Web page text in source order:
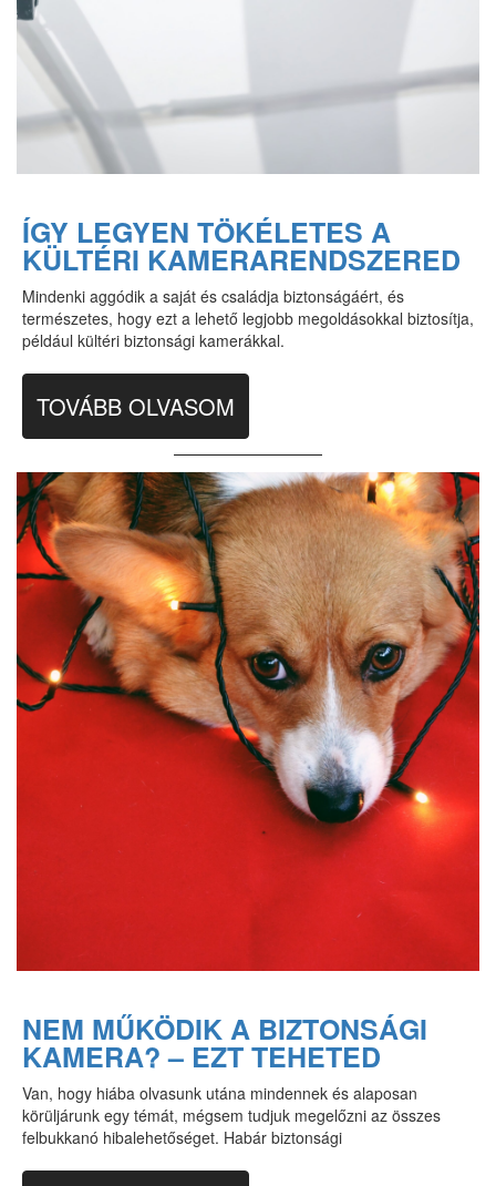
ÍGY LEGYEN TÖKÉLETES A
KÜLTÉRI KAMERARENDSZERED
Mindenki aggódik a saját és családja biztonságáért, és
természetes, hogy ezt a lehető legjobb megoldásokkal biztosítja,
például kültéri biztonsági kamerákkal.
TOVÁBB OLVASOM
NEM MŰKÖDIK A BIZTONSÁGI
KAMERA? – EZT TEHETED
Van, hogy hiába olvasunk utána mindennek és alaposan
körüljárunk egy témát, mégsem tudjuk megelőzni az összes
felbukkanó hibalehetőséget. Habár biztonsági